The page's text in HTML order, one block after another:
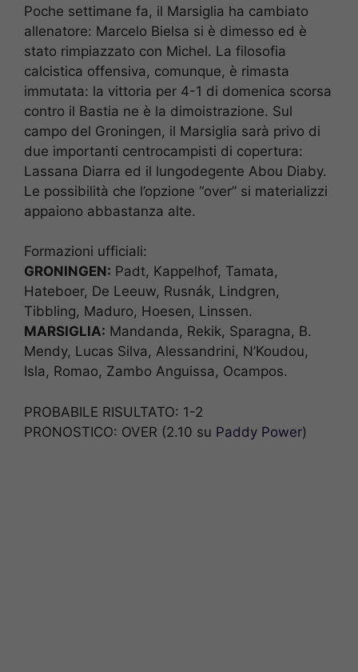
Poche settimane fa, il Marsiglia ha cambiato
allenatore: Marcelo Bielsa si è dimesso ed è
stato rimpiazzato con Michel. La filosofia
calcistica offensiva, comunque, è rimasta
immutata: la vittoria per 4-1 di domenica scorsa
contro il Bastia ne è la dimoistrazione. Sul
campo del Groningen, il Marsiglia sarà privo di
due importanti centrocampisti di copertura:
Lassana Diarra ed il lungodegente Abou Diaby.
Le possibilità che l’opzione “over” si materializzi
appaiono abbastanza alte.
Formazioni ufficiali:
GRONINGEN: Padt, Kappelhof, Tamata,
Hateboer, De Leeuw, Rusnák, Lindgren,
Tibbling, Maduro, Hoesen, Linssen.
MARSIGLIA: Mandanda, Rekik, Sparagna, B.
Mendy, Lucas Silva, Alessandrini, N’Koudou,
Isla, Romao, Zambo Anguissa, Ocampos.
PROBABILE RISULTATO: 1-2
PRONOSTICO: OVER (2.10 su Paddy Power)